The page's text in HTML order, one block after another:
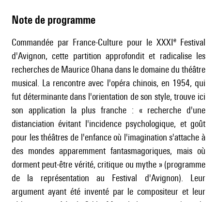
Note de programme
Commandée par France-Culture pour le XXXIeFestival
d'Avignon, cette partition approfondit et radicalise les
recherches de Maurice Ohana dans le domaine du théâtre
musical. La rencontre avec l'opéra chinois, en 1954, qui
fut déterminante dans l'orientation de son style, trouve ici
son application la plus franche : « recherche d'une
distanciation évitant l'incidence psychologique, et goût
pour les théâtres de l'enfance où l'imagination s'attache à
des mondes apparemment fantasmagoriques, mais où
dorment peut-être vérité, critique ou mythe » (programme
de la représentation au Festival d'Avignon). Leur
argument ayant été inventé par le compositeur et leur